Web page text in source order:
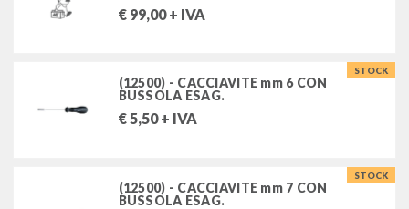
€ 99,00+ IVA
STOCK
(12500) - CACCIAVITE mm 6 CON
BUSSOLA ESAG.
€5,50+ IVA
STOCK
(12500) - CACCIAVITE mm 7 CON
BUSSOLA ESAG.